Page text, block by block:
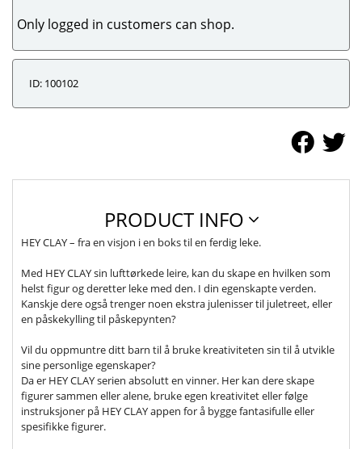
Only logged in customers can shop.
ID: 100102
PRODUCT INFO
HEY CLAY – fra en visjon i en boks til en ferdig leke.
Med HEY CLAY sin lufttørkede leire, kan du skape en hvilken som
helst figur og deretter leke med den. I din egenskapte verden.
Kanskje dere også trenger noen ekstra julenisser til juletreet, eller
en påskekylling til påskepynten?
Vil du oppmuntre ditt barn til å bruke kreativiteten sin til å utvikle
sine personlige egenskaper?
Da er HEY CLAY serien absolutt en vinner. Her kan dere skape
figurer sammen eller alene, bruke egen kreativitet eller følge
instruksjoner på HEY CLAY appen for å bygge fantasifulle eller
spesifikke figurer.